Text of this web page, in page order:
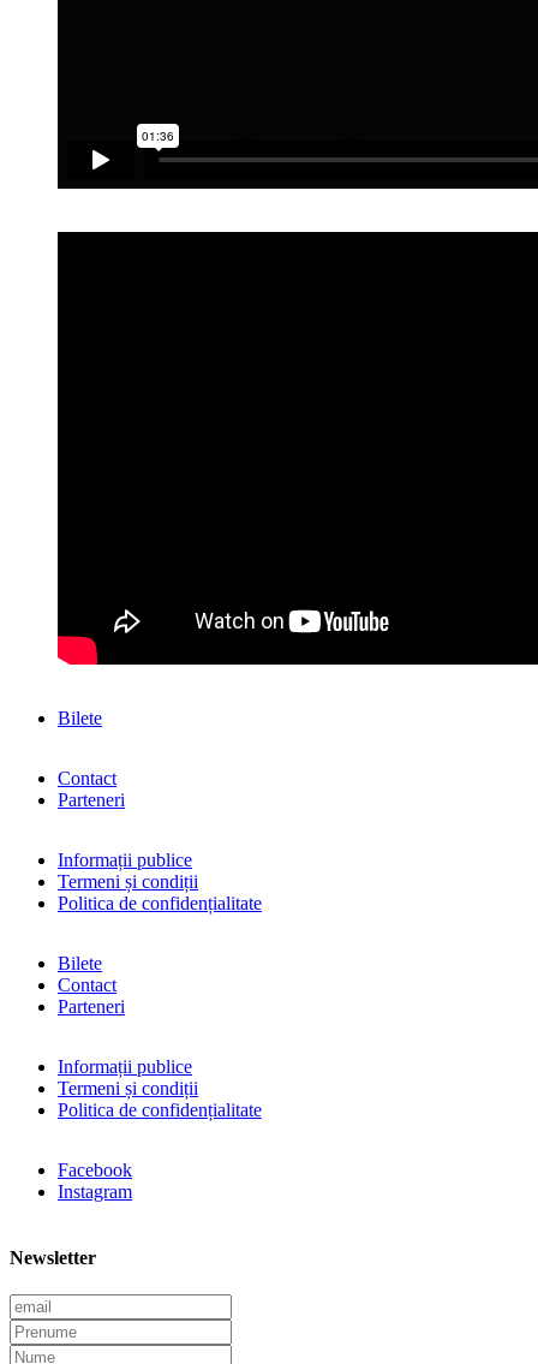
Bilete
Contact
Parteneri
Informații publice
Termeni și condiții
Politica de confidențialitate
Bilete
Contact
Parteneri
Informații publice
Termeni și condiții
Politica de confidențialitate
Facebook
Instagram
Newsletter
E
m
a
P
rN